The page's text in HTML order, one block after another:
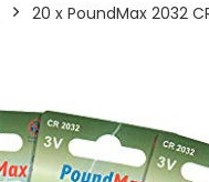
20 x PoundMax 2032